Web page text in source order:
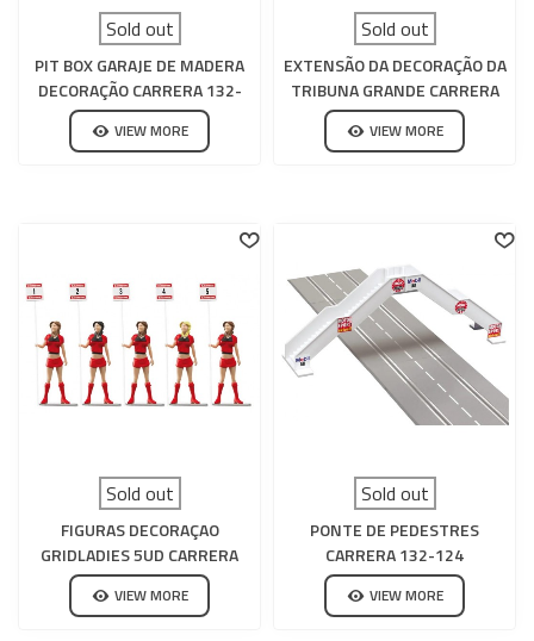
Sold out
PIT BOX GARAJE DE MADERA
DECORAÇÃO CARRERA 132-
124
VIEW MORE
Sold out
EXTENSÃO DA DECORAÇÃO DA
TRIBUNA GRANDE CARRERA
132-124
VIEW MORE
Sold out
FIGURAS DECORAÇAO
GRIDLADIES 5UD CARRERA
132-124
VIEW MORE
Sold out
PONTE DE PEDESTRES
CARRERA 132-124
VIEW MORE